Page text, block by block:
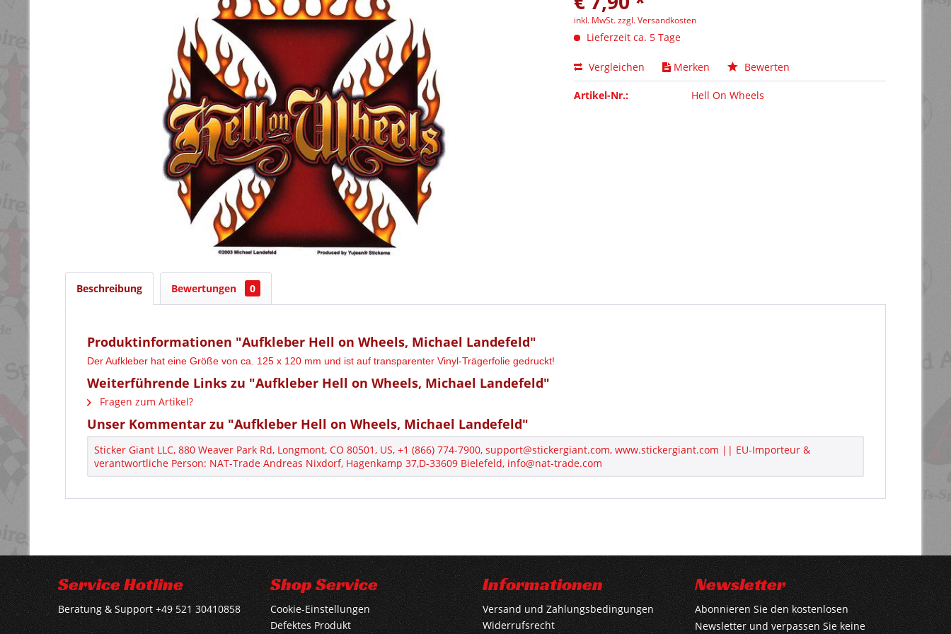
inkl. MwSt.zzgl. Versandkosten
Lieferzeit ca. 5 Tage
Vergleichen Merken Bewerten
Artikel-Nr.: Hell On Wheels
Beschreibung Bewertungen 0
Produktinformationen "Aufkleber Hell on Wheels, Michael Landefeld"
Der Aufkleber hat eine Größe von ca. 125 x 120 mm und ist auf transparenter Vinyl-Trägerfolie gedruckt!
Weiterführende Links zu "Aufkleber Hell on Wheels, Michael Landefeld"
Fragen zum Artikel?
Unser Kommentar zu "Aufkleber Hell on Wheels, Michael Landefeld"
Sticker Giant LLC, 880 Weaver Park Rd, Longmont, CO 80501, US, +1 (866) 774-7900, support@stickergiant.com, www.stickergiant.com || EU-Importeur &
verantwortliche Person: NAT-Trade Andreas Nixdorf, Hagenkamp 37,D-33609 Bielefeld, info@nat-trade.com
Service Hotline
Beratung & Support +49 521 30410858
Shop Service
Cookie-Einstellungen
Defektes Produkt
Informationen
Versand und Zahlungsbedingungen
Widerrufsrecht
Newsletter
Abonnieren Sie den kostenlosen
Newsletter und verpassen Sie keine